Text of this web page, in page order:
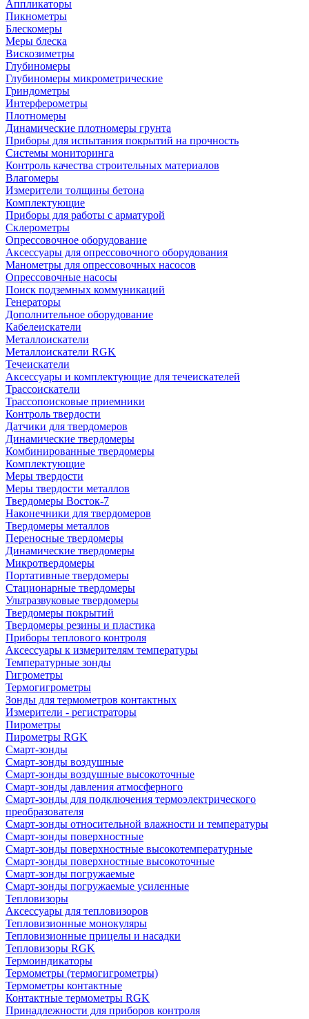
Аппликаторы
Пикнометры
Блескомеры
Меры блеска
Вискозиметры
Глубиномеры
Глубиномеры микрометрические
Гриндометры
Интерферометры
Плотномеры
Динамические плотномеры грунта
Приборы для испытания покрытий на прочность
Системы мониторинга
Контроль качества строительных материалов
Влагомеры
Измерители толщины бетона
Комплектующие
Приборы для работы с арматурой
Склерометры
Опрессовочное оборудование
Аксессуары для опрессовочного оборудования
Манометры для опрессовочных насосов
Опрессовочные насосы
Поиск подземных коммуникаций
Генераторы
Дополнительное оборудование
Кабелеискатели
Металлоискатели
Металлоискатели RGK
Течеискатели
Аксессуары и комплектующие для течеискателей
Трассоискатели
Трассопоисковые приемники
Контроль твердости
Датчики для твердомеров
Динамические твердомеры
Комбинированные твердомеры
Комплектующие
Меры твердости
Меры твердости металлов
Твердомеры Восток-7
Наконечники для твердомеров
Твердомеры металлов
Переносные твердомеры
Динамические твердомеры
Микротвердомеры
Портативные твердомеры
Стационарные твердомеры
Ультразвуковые твердомеры
Твердомеры покрытий
Твердомеры резины и пластика
Приборы теплового контроля
Аксессуары к измерителям температуры
Температурные зонды
Гигрометры
Термогигрометры
Зонды для термометров контактных
Измерители - регистраторы
Пирометры
Пирометры RGK
Смарт-зонды
Смарт-зонды воздушные
Смарт-зонды воздушные высокоточные
Смарт-зонды давления атмосферного
Смарт-зонды для подключения термоэлектрического
преобразователя
Смарт-зонды относительной влажности и температуры
Смарт-зонды поверхностные
Смарт-зонды поверхностные высокотемпературные
Смарт-зонды поверхностные высокоточные
Смарт-зонды погружаемые
Смарт-зонды погружаемые усиленные
Тепловизоры
Аксессуары для тепловизоров
Тепловизионные монокуляры
Тепловизионные прицелы и насадки
Тепловизоры RGK
Термоиндикаторы
Термометры (термогигрометры)
Термометры контактные
Контактные термометры RGK
Принадлежности для приборов контроля